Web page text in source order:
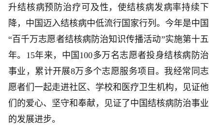
升结核病预防治疗可及性，使结核病发病率持续下
降，中国迈入结核病中低流行国家行列。今年是中国
“百千万志愿者结核病防治知识传播活动”实施第十五
年。15年来，中国100多万名志愿者投身结核病防治
事业，累计开展8万多个志愿服务项目。我经常同志
愿者们一起走进社区、学校和医疗卫生机构，见证他
们的爱心、坚守和奉献，见证了中国结核病防治事业
的发展进步。